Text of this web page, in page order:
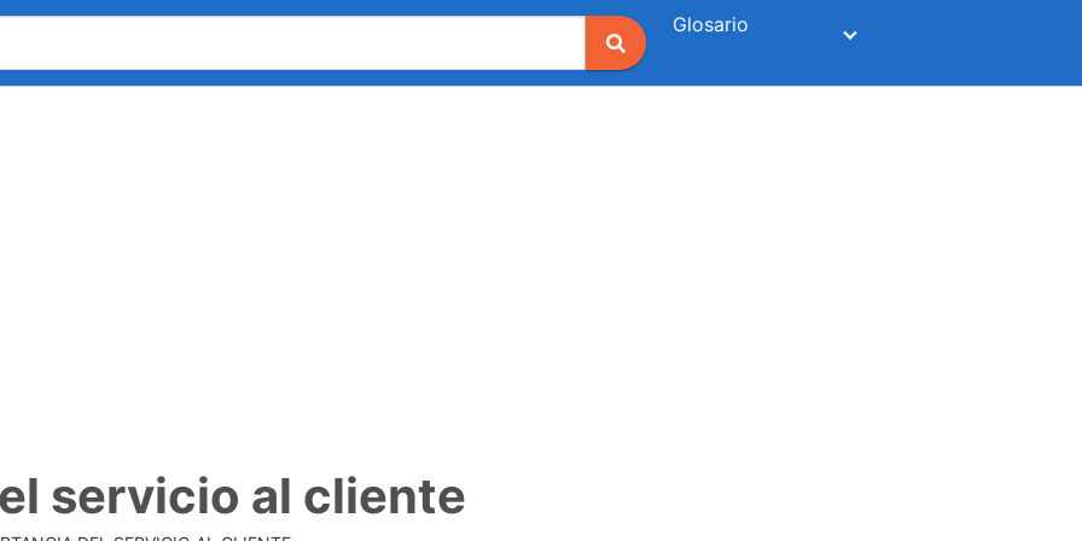
Glosario
servicio al cliente